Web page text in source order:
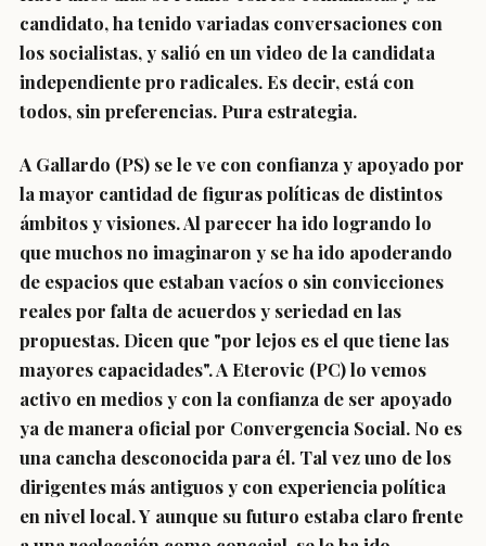
candidato, ha tenido variadas conversaciones con
los socialistas, y salió en un video de la candidata
independiente pro radicales. Es decir, está con
todos, sin preferencias. Pura estrategia.
A Gallardo (PS) se le ve con confianza y apoyado por
la mayor cantidad de figuras políticas de distintos
ámbitos y visiones. Al parecer ha ido logrando lo
que muchos no imaginaron y se ha ido apoderando
de espacios que estaban vacíos o sin convicciones
reales por falta de acuerdos y seriedad en las
propuestas. Dicen que "por lejos es el que tiene las
mayores capacidades". A Eterovic (PC) lo vemos
activo en medios y con la confianza de ser apoyado
ya de manera oficial por Convergencia Social. No es
una cancha desconocida para él. Tal vez uno de los
dirigentes más antiguos y con experiencia política
en nivel local. Y aunque su futuro estaba claro frente